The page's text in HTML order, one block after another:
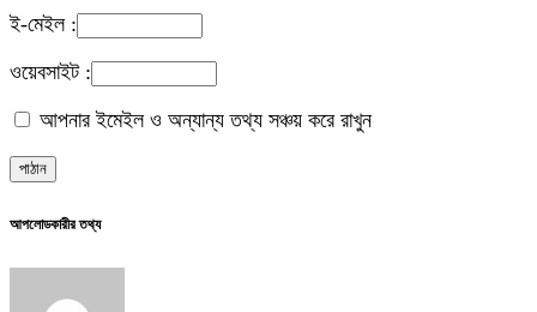
ই-মেইল :
ওয়েবসাইট :
আপনার ইমেইল ও অন্যান্য তথ্য সঞ্চয় করে রাখুন
আপলোডকারীর তথ্য